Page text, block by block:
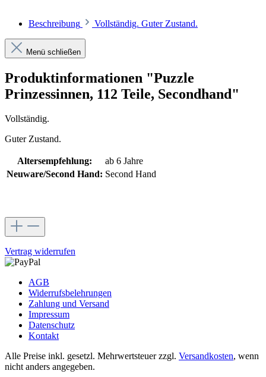
Beschreibung Vollständig. Guter Zustand.
Menü schließen
Produktinformationen "Puzzle
Prinzessinnen, 112 Teile, Secondhand"
Vollständig.
Guter Zustand.
Altersempfehlung:
ab 6 Jahre
Neuware/Second Hand: Second Hand
Vertrag widerrufen
AGB
Widerrufsbelehrungen
Zahlung und Versand
Impressum
Datenschutz
Kontakt
Alle Preise inkl. gesetzl. Mehrwertsteuer zzgl. Versandkosten, wenn
nicht anders angegeben.